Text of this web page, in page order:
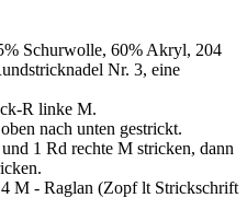
Schurwolle, 60% Akryl, 204
Nr. 3, eine
R linke M.
nach unten gestrickt.
1 Rd rechte M stricken, dann
M - Raglan (Zopf lt Strickschrift